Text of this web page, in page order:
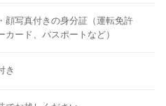
顔写真付きの身分証（運転免許
カード、パスポートなど）
き